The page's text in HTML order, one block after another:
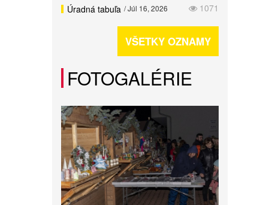
1071
Úradná tabuľa / Júl 16, 2026
VŠETKY OZNAMY
FOTOGALÉRIE